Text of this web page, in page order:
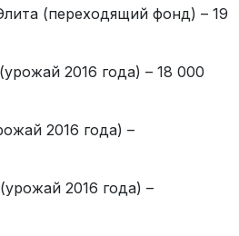
(переходящий фонд) – 19
2016 года) – 18 000
2016 года) –
2016 года) –